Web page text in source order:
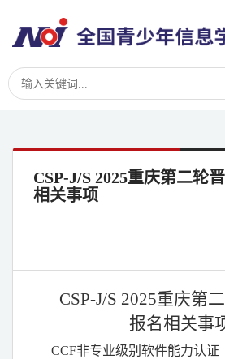
CSP-J/S 2025重庆第二轮
相关事项
CSP-J/S 2025重庆第
报名相关事
CCF非专业级别软件能力认证